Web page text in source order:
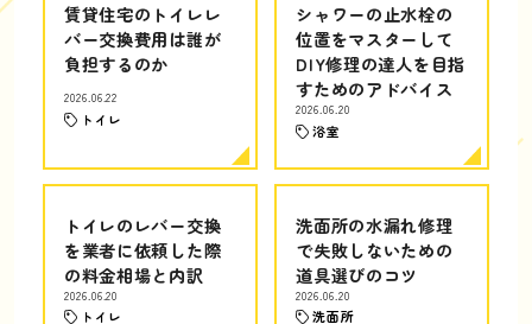
賃貸住宅のトイレレ
バー交換費用は誰が
負担するのか
2026.06.22
トイレ
シャワーの止水栓の
位置をマスターして
DIY修理の達人を目指
すためのアドバイス
2026.06.20
浴室
トイレのレバー交換
を業者に依頼した際
の料金相場と内訳
2026.06.20
トイレ
洗面所の水漏れ修理
で失敗しないための
道具選びのコツ
2026.06.20
洗面所